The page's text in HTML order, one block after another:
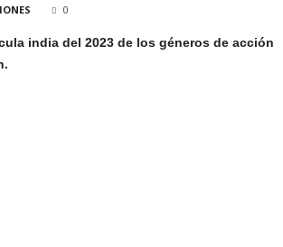
0
india del 2023 de los géneros de acción